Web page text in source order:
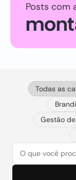
Posts com
Todas as
Gestão de